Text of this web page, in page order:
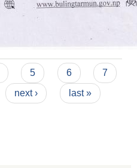
5 6
7
next › last »